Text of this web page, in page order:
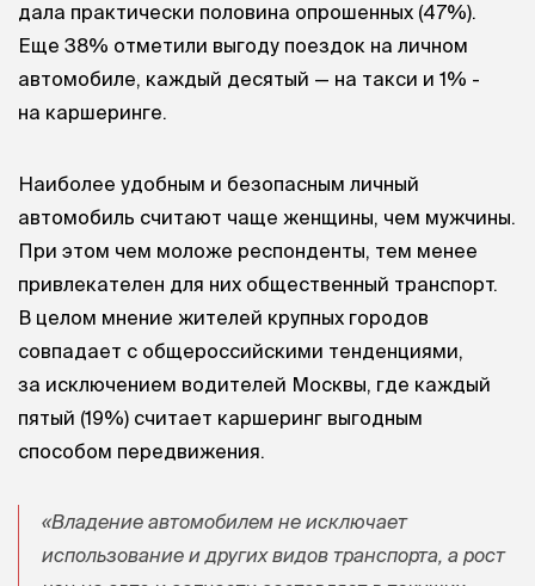
дала практически половина опрошенных (47%).
Еще 38% отметили выгоду поездок на личном
автомобиле, каждый десятый — на такси и 1% -
на каршеринге.
Наиболее удобным и безопасным личный
автомобиль считают чаще женщины, чем мужчины.
При этом чем моложе респонденты, тем менее
привлекателен для них общественный транспорт.
В целом мнение жителей крупных городов
совпадает с общероссийскими тенденциями,
за исключением водителей Москвы, где каждый
пятый (19%) считает каршеринг выгодным
способом передвижения.
«Владение автомобилем не исключает
использование и других видов транспорта, а рост